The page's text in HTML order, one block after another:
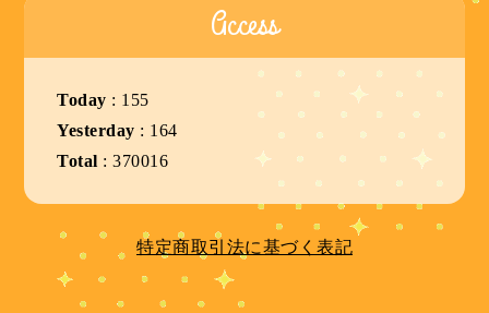
Access
Today : 155
Yesterday : 164
Total :370016
特定商取引法に基づく表記